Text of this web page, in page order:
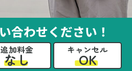
合わせください！
追加料金
なし
キャンセル
OK